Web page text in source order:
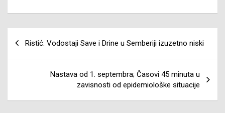
Ristić: Vodostaji Save i Drine u Semberiji izuzetno niski
Nastava od 1. septembra; Časovi 45 minuta u
zavisnosti od epidemiološke situacije